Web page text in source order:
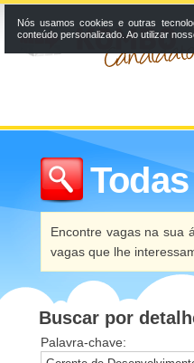
Encontre vagas na sua
vagas que lhe
Buscar por
Palavra-chave:
Nós usamos cookies e outras
conteúdo personalizado. Ao utilizar